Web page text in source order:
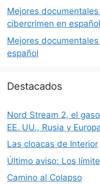
Mejores
cibercrimen en español
Mejores
español
Destacados
Nord Stream 2, el
EE. UU., Rusia y
Las cloacas de Interior
Último aviso: Los
Camino al Colapso